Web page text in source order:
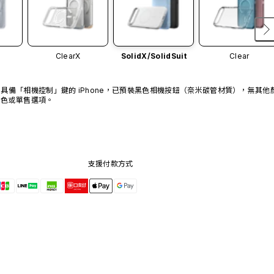
ClearX SolidX/SolidSuit Clear
具備「相機控制」鍵的 iPhone，已預裝黑色相機按鈕（奈米碳管材質），無其他
色或單售選項。
支援付款方式